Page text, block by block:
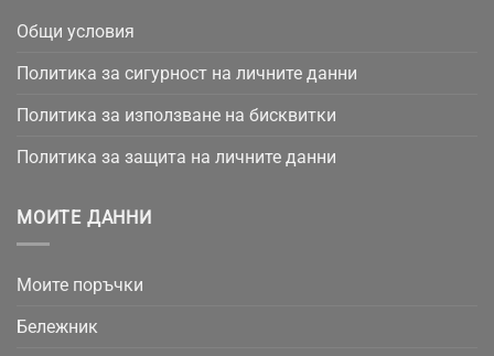
Общи условия
Политика за сигурност на личните данни
Политика за използване на бисквитки
Политика за защита на личните данни
МОИТЕ ДАННИ
Моите поръчки
Бележник